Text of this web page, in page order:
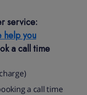
service:
help you
a call time
a call time